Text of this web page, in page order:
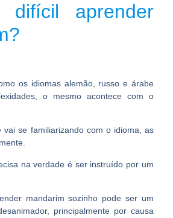
difícil aprender
os idiomas alemão, russo e árabe
o mesmo acontece com o
vai se familiarizando com o idioma, as
na verdade é ser instruído por um
mandarim sozinho pode ser um
principalmente por causa